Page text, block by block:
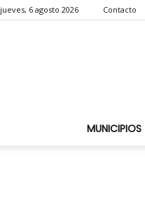
jueves, 6 agosto 2026 Contacto
MUNICIPIOS